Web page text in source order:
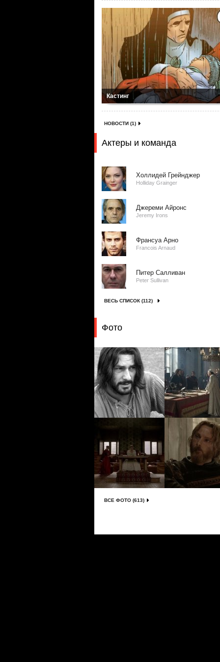
Кастинг
НОВОСТИ (1)
Актеры и команда
Холлидей Грейнджер
Holliday Grainger
Джереми Айронс
Jeremy Irons
Франсуа Арно
Franсois Arnaud
Питер Салливан
Peter Sullivan
ВЕСЬ СПИСОК (112)
Фото
ВСЕ ФОТО (613)